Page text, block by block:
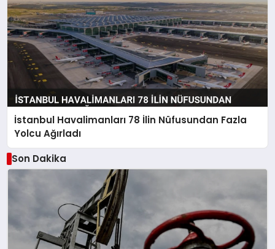
İstanbul Havalimanları 78 İlin Nüfusundan Fazla
Yolcu Ağırladı
Son Dakika